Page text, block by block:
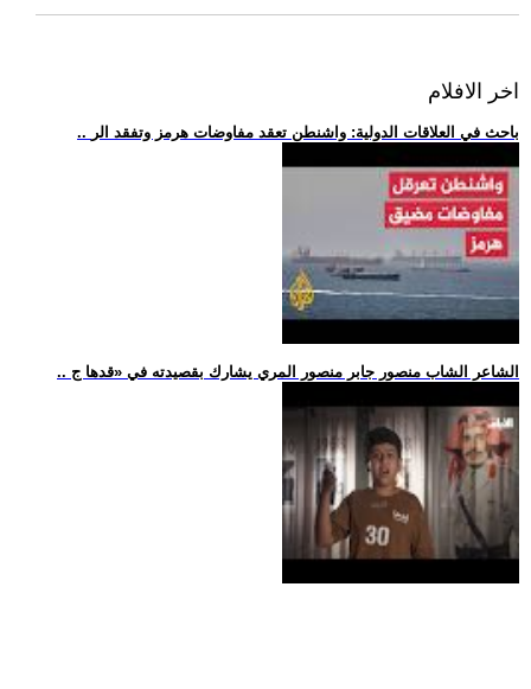
اخر الافلام
.. باحث في العلاقات الدولية: واشنطن تعقد مفاوضات هرمز وتفقد الر
.. الشاعر الشاب منصور جابر منصور المري يشارك بقصيدته في «قدها ج